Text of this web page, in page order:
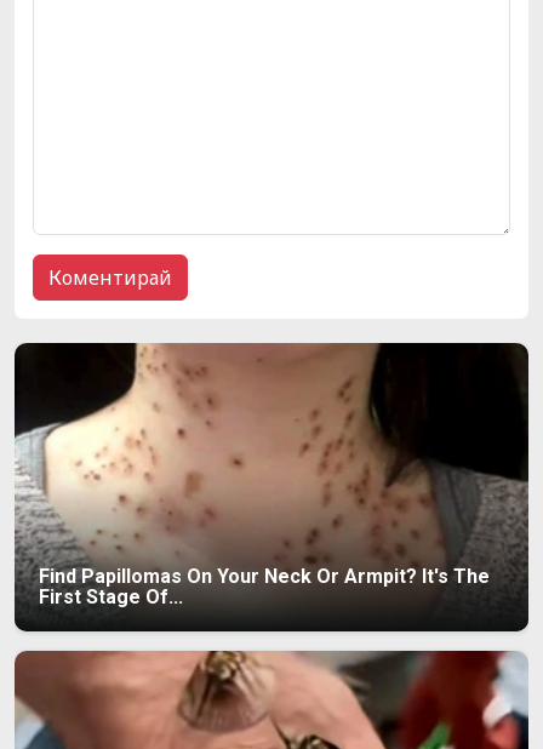
Find Papillomas On Your Neck Or Armpit? It's The
First Stage Of...